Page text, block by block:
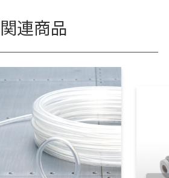
関連商品